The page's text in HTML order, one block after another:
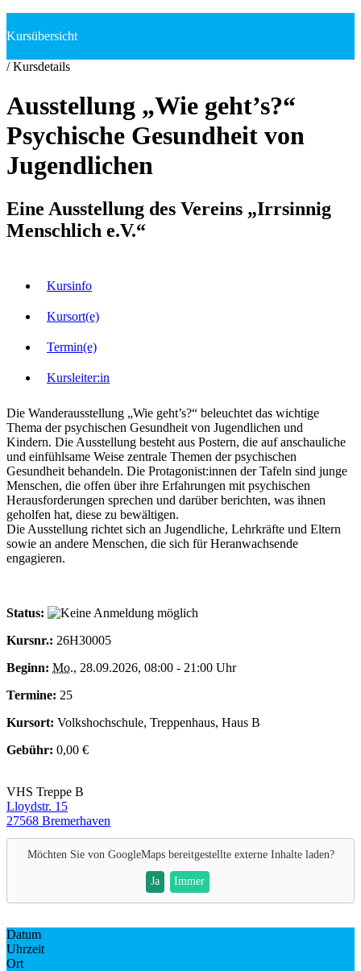
/Kursdetails
Ausstellung „Wie geht’s?“
Psychische Gesundheit von
Jugendlichen
Eine Ausstellung des Vereins „Irrsinnig
Menschlich e.V.“
Kursinfo
Kursort(e)
Termin(e)
Kursleiter:in
Die Wanderausstellung „Wie geht’s?“ beleuchtet das wichtige
Thema der psychischen Gesundheit von Jugendlichen und
Kindern. Die Ausstellung besteht aus Postern, die auf anschauliche
und einfühlsame Weise zentrale Themen der psychischen
Gesundheit behandeln. Die Protagonist:innen der Tafeln sind junge
Menschen, die offen über ihre Erfahrungen mit psychischen
Herausforderungen sprechen und darüber berichten, was ihnen
geholfen hat, diese zu bewältigen.
Die Ausstellung richtet sich an Jugendliche, Lehrkräfte und Eltern
sowie an andere Menschen, die sich für Heranwachsende
engagieren.
Status:
Kursnr.: 26H30005
Beginn: Mo., 28.09.2026, 08:00 - 21:00 Uhr
Termine: 25
Kursort: Volkshochschule, Treppenhaus, Haus B
Gebühr: 0,00 €
VHS Treppe B
Lloydstr. 15
27568 Bremerhaven
Möchten Sie von GoogleMapsbereitgestellte externe Inhalte laden?
Ja Immer
Datum
Uhrzeit
Ort